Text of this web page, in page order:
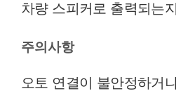
차량 스피커로 출력되는
주의사항
오토 연결이 불안정하거